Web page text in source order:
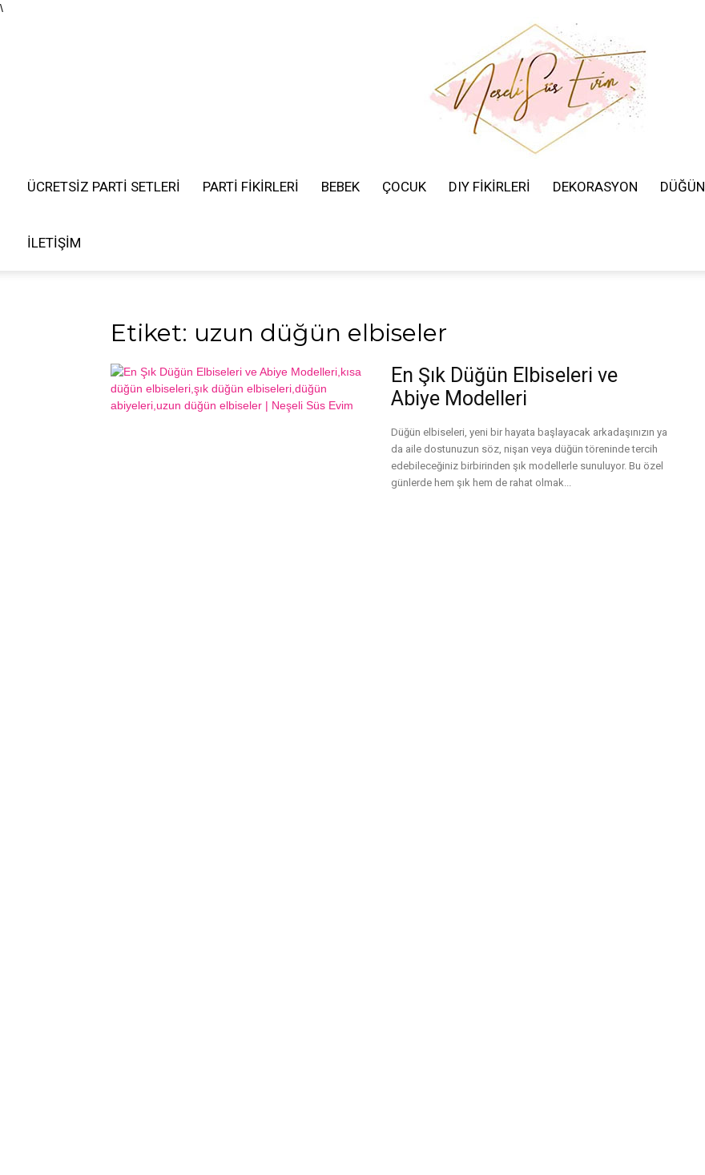
\
ÜCRETSIZ PARTI SETLERI PARTİ FİKİRLERİ BEBEK ÇOCUK DIY FİKİRLERİ DEKORASYON DÜĞÜN
İLETIŞIM
Etiket: uzun düğün elbiseler
En Şık Düğün Elbiseleri ve
Abiye Modelleri
Düğün elbiseleri, yeni bir hayata başlayacak arkadaşınızın ya
da aile dostunuzun söz, nişan veya düğün töreninde tercih
edebileceğiniz birbirinden şık modellerle sunuluyor. Bu özel
günlerde hem şık hem de rahat olmak...